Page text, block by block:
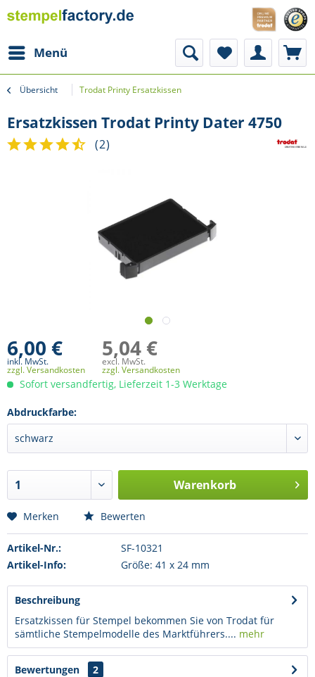
Menü
Übersicht Trodat Printy Ersatzkissen
Ersatzkissen Trodat Printy Dater 4750
(2)
6,00 €
inkl. MwSt.
zzgl. Versandkosten
5,04 €
excl. MwSt.
zzgl. Versandkosten
Sofort versandfertig, Lieferzeit 1-3 Werktage
Abdruckfarbe:
Warenkorb
Merken Bewerten
Artikel-Nr.:
SF-10321
Artikel-Info:
Größe: 41 x 24 mm
Beschreibung
Ersatzkissen für Stempel bekommen Sie von Trodat für
sämtliche Stempelmodelle des Marktführers.... mehr
Bewertungen
2